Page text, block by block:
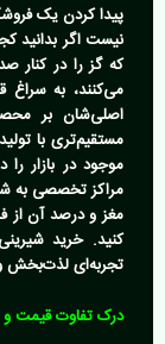
پیدا کردن یک
نیست اگر بدانید
که گز را در کنار
می‌کنند، به سراغ
اصلی‌شان بر
مستقیم‌تری با
موجود در بازاررا
مراکز تخصصی به
مغز و درصد آن از
کنید.خرید
تجربه‌ای لذت‌بخش
درک تفاوت قیمت